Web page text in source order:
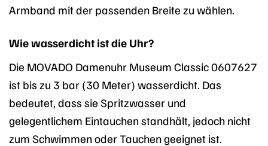
Armband mit der passenden Breite zu wählen.
Wie wasserdicht ist die Uhr?
Die MOVADO Damenuhr Museum Classic 0607627
ist bis zu 3 bar (30 Meter) wasserdicht. Das
bedeutet, dass sie Spritzwasser und
gelegentlichem Eintauchen standhält, jedoch nicht
zum Schwimmen oder Tauchen geeignet ist.